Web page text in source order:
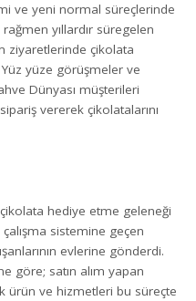
ve yeni normal süreçlerinde
rağmen yıllardır süregelen
ziyaretlerinde çikolata
yüze görüşmeler ve
Dünyası müşterileri
vererek çikolatalarını
hediye etme geleneği
sistemine geçen
evlerine gönderdi.
göre; satın alım yapan
ürün ve hizmetleri bu süreçte